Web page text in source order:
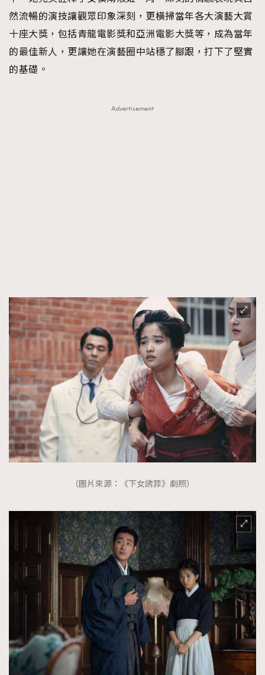
然流暢的演技讓觀眾印象深刻，更橫掃當年各大演藝大賞
十座大獎，包括青龍電影獎和亞洲電影大獎等，成為當年
的最佳新人，更讓她在演藝圈中站穩了腳跟，打下了堅實
的基礎。
Advertisement
（圖片來源：《下女誘罪》劇照）